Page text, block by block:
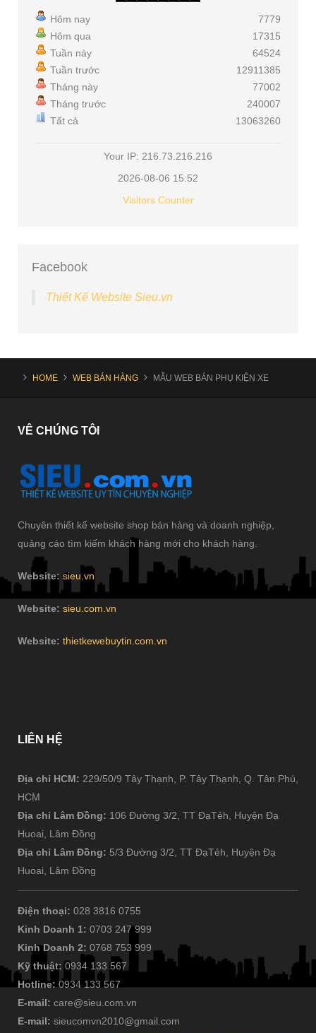
Hôm nay
Hôm qua
Tuần này
Tuần trước
Tháng này
Tháng trước
Tất cả
7779
17315
64524
12911385
77002
240007
13063260
Your IP: 216.73.216.216
2026-08-06 15:52
Visitors Counter
Facebook
Thiết Kế Website Sieu.vn
HOME WEB BÁN HÀNG MẪU WEB BÁN PHỤ KIỆN XE
VÊ CHÚNG TÔI
Chuyên thiết kế website shop bán hàng và doanh nghiệp,
quảng cáo tìm kiếm khách hàng mới cho khách hàng.
Website: sieu.vn
Website: sieu.com.vn
Website: thietkewebuytin.com.vn
LIÊN HỆ
Địa chỉ HCM: 229/50/9 Tây Thạnh, P. Tây Thạnh, Q. Tân Phú,
HCM
Địa chỉ Lâm Đồng: 106 Đường 3/2, TT ĐạTẻh, Huyện Đạ
Huoai, Lâm Đồng
Địa chỉ Lâm Đồng: 5/3 Đường 3/2, TT ĐạTẻh, Huyện Đạ
Huoai, Lâm Đồng
Điện thoại: 028 3816 0755
Kinh Doanh 1: 0703 247 999
Kinh Doanh 2: 0768 753 999
Kỹ thuật: 0934 133 567
Hotline: 0934 133 567
E-mail: care@sieu.com.vn
E-mail: sieucomvn2010@gmail.com